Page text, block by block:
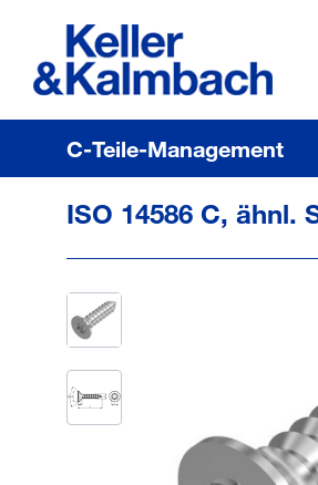
C-Teile-Management
ISO 14586 C, ähnl.